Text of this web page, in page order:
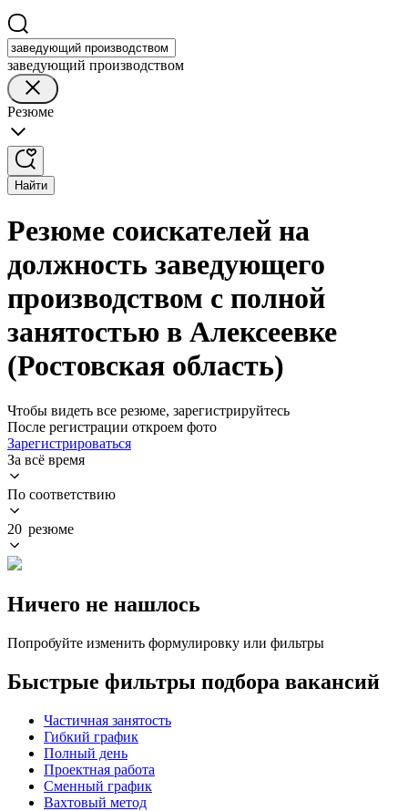
заведующий производством
Резюме
Найти
Резюме соискателей на
должность заведующего
производством с полной
занятостью в Алексеевке
(Ростовская область)
Чтобы видеть все резюме, зарегистрируйтесь
После регистрации откроем фото
Зарегистрироваться
За всё время
По соответствию
20 резюме
Ничего не нашлось
Попробуйте изменить формулировку или фильтры
Быстрые фильтры подбора вакансий
Частичная занятость
Гибкий график
Полный день
Проектная работа
Сменный график
Вахтовый метод